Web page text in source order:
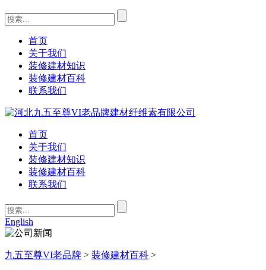
首页
关于我们
装修建材知识
装修建材百科
联系我们
首页
关于我们
装修建材知识
装修建材百科
联系我们
English
九五至尊VI老品牌 > 装修建材百科 >